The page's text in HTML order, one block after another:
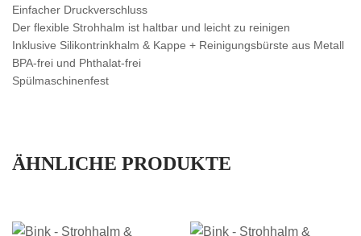
Einfacher Druckverschluss
Der flexible Strohhalm ist haltbar und leicht zu reinigen
Inklusive Silikontrinkhalm & Kappe + Reinigungsbürste aus Metall
BPA-frei und Phthalat-frei
Spülmaschinenfest
ÄHNLICHE PRODUKTE